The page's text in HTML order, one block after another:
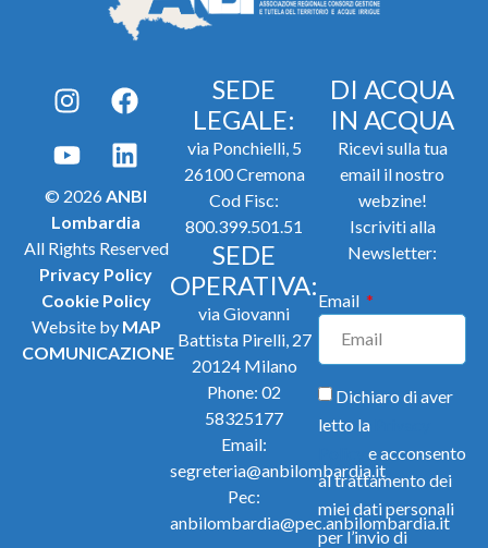
© 2026 ANBI
Lombardia
All Rights Reserved
Privacy Policy
Cookie Policy
Website by MAP
COMUNICAZIONE
SEDE
LEGALE:
via Ponchielli, 5
26100 Cremona
Cod Fisc:
800.399.501.51
SEDE
OPERATIVA:
via Giovanni
Battista Pirelli, 27
20124 Milano
Phone: 02
58325177
Email:
segreteria@anbilombardia.it
Pec:
anbilombardia@pec.anbilombardia.it
DI ACQUA
IN ACQUA
Ricevi sulla tua
email il nostro
webzine!
Iscriviti alla
Newsletter:
Email
Dichiaro di aver
letto la
e acconsento
al trattamento dei
miei dati personali
per l’invio di